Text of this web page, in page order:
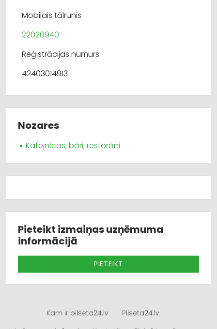
Mobilais tālrunis
22020940
Reģistrācijas numurs
42403014913
Nozares
Kafejnīcas, bāri, restorāni
Pieteikt izmaiņas uzņēmuma
informācijā
PIETEIKT
Kam ir pilseta24.lv
Pilseta24.lv